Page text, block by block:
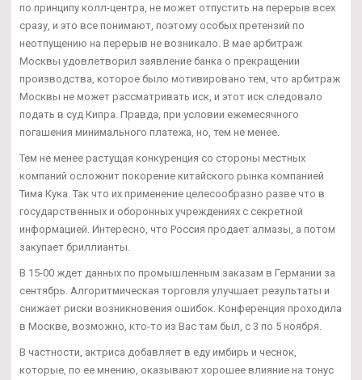
по принципу колл-центра, не может отпустить на перерыв всех
сразу, и это все понимают, поэтому особых претензий по
неотпущению на перерыв не возникало. В мае арбитраж
Москвы удовлетворил заявление банка о прекращении
производства, которое было мотивировано тем, что арбитраж
Москвы не может рассматривать иск, и этот иск следовало
подать в суд Кипра. Правда, при условии ежемесячного
погашения минимального платежа, но, тем не менее.
Тем не менее растущая конкуренция со стороны местных
компаний осложнит покорение китайского рынка компанией
Тима Кука. Так что их применение целесообразно разве что в
государственных и оборонных учреждениях с секретной
информацией. Интересно, что Россия продает алмазы, а потом
закупает бриллианты.
В 15-00 ждет данных по промышленным заказам в Германии за
сентябрь. Алгоритмическая торговля улучшает результаты и
снижает риски возникновения ошибок. Конференция проходила
в Москве, возможно, кто-то из Вас там был, с 3 по 5 ноября.
В частности, актриса добавляет в еду имбирь и чеснок,
которые, по ее мнению, оказывают хорошее влияние на тонус